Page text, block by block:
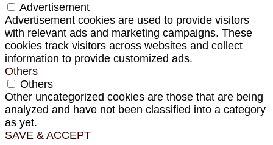
Advertisement
Advertisement cookies are used to provide visitors
with relevant ads and marketing campaigns. These
cookies track visitors across websites and collect
information to provide customized ads.
Others
Others
Other uncategorized cookies are those that are being
analyzed and have not been classified into a category
as yet.
SAVE & ACCEPT